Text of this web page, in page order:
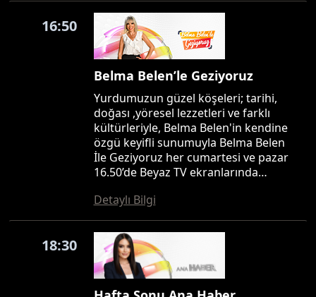
16:50
Belma Belen’le Geziyoruz
Yurdumuzun güzel köşeleri; tarihi,
doğası ,yöresel lezzetleri ve farklı
kültürleriyle, Belma Belen'in kendine
özgü keyifli sunumuyla Belma Belen
İle Geziyoruz her cumartesi ve pazar
16.50’de Beyaz TV ekranlarında…
Detaylı Bilgi
18:30